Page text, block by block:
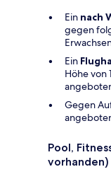
Ein nach
gegen
Ein
Höhe von
Gegen
Pool,
vorhanden)